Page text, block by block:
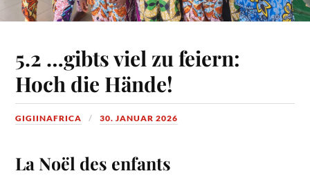
5.2 …gibts viel zu feiern:
Hoch die Hände!
GIGIINAFRICA 30. JANUAR 2026
La Noël des enfants